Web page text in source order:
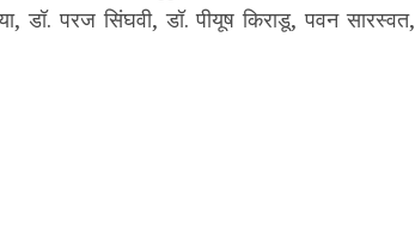
डॉ. परज सिंघवी, डॉ. पीयूष किराडू, पवन सारस्वत,